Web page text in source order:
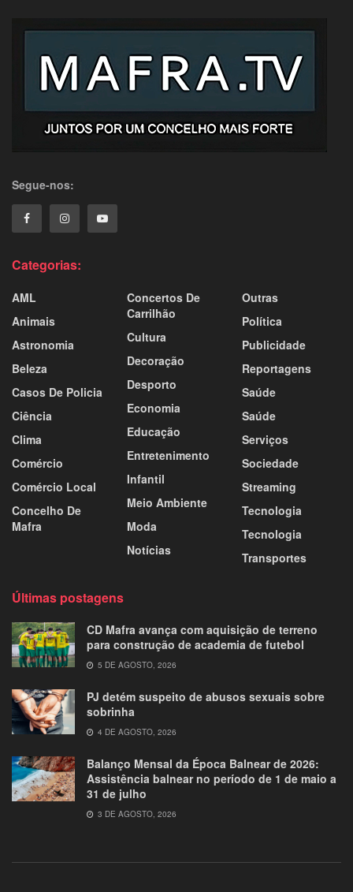
Segue-nos:
Categorias:
AML
Animais
Astronomia
Beleza
Casos De Policia
Ciência
Clima
Comércio
Comércio Local
Concelho De
Mafra
Concertos De
Carrilhão
Cultura
Decoração
Desporto
Economia
Educação
Entretenimento
Infantil
Meio Ambiente
Moda
Notícias
Outras
Política
Publicidade
Reportagens
Saúde
Saúde
Serviços
Sociedade
Streaming
Tecnologia
Tecnologia
Transportes
Últimas postagens
CD Mafra avança com aquisição de terreno
para construção de academia de futebol
5 DE AGOSTO, 2026
PJ detém suspeito de abusos sexuais sobre
sobrinha
4 DE AGOSTO, 2026
Balanço Mensal da Época Balnear de 2026:
Assistência balnear no período de 1 de maio a
31 de julho
3 DE AGOSTO, 2026